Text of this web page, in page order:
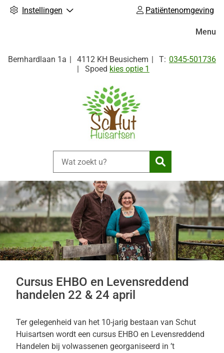
Instellingen Patiëntenomgeving
Bernhardlaan 1a 4112 KH Beusichem Tel:
0345-501736
Spoed kies optie 1
Zoeken
Menu
Cursus EHBO en Levensreddend
handelen 22 & 24 april
Ter gelegenheid van het 10-jarig bestaan van Schut
Huisartsen wordt een cursus EHBO en Levensreddend
Handelen bij volwassenen georganiseerd in ’t